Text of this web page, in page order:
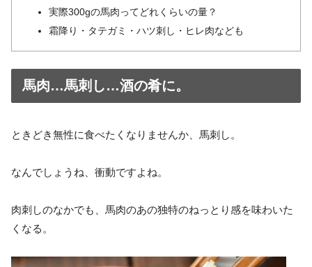
実際300gの馬肉ってどれくらいの量？
霜降り・タテガミ・ハツ刺し・ヒレ肉なども
馬肉…馬刺し…酒の肴に。
ときどき無性に食べたくなりませんか、馬刺し。
なんでしょうね、衝動ですよね。
肉刺しのなかでも、馬肉のあの独特のねっとり感を味わいた
くなる。